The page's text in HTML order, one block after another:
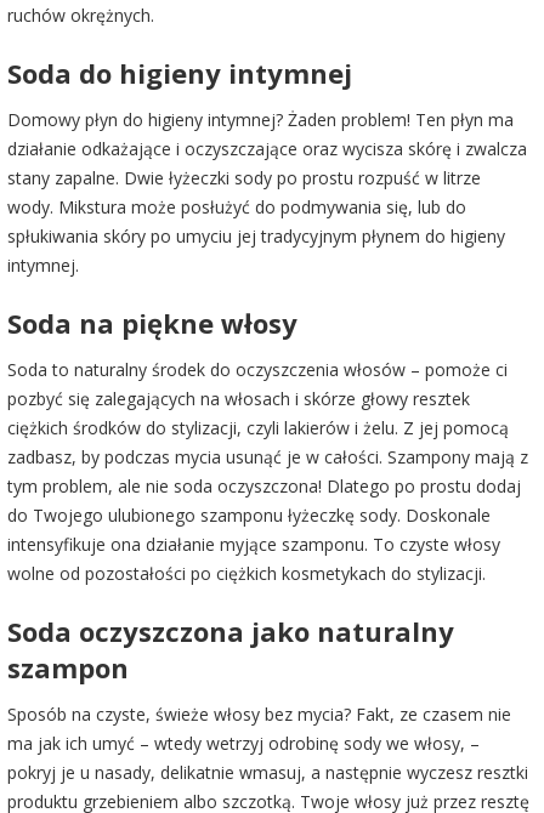
ruchów okrężnych.
Soda do higieny intymnej
Domowy płyn do higieny intymnej? Żaden problem! Ten płyn ma
działanie odkażające i oczyszczające oraz wycisza skórę i zwalcza
stany zapalne. Dwie łyżeczki sody po prostu rozpuść w litrze
wody. Mikstura może posłużyć do podmywania się, lub do
spłukiwania skóry po umyciu jej tradycyjnym płynem do higieny
intymnej.
Soda na piękne włosy
Soda to naturalny środek do oczyszczenia włosów – pomoże ci
pozbyć się zalegających na włosach i skórze głowy resztek
ciężkich środków do stylizacji, czyli lakierów i żelu. Z jej pomocą
zadbasz, by podczas mycia usunąć je w całości. Szampony mają z
tym problem, ale nie soda oczyszczona! Dlatego po prostu dodaj
do Twojego ulubionego szamponu łyżeczkę sody. Doskonale
intensyfikuje ona działanie myjące szamponu. To czyste włosy
wolne od pozostałości po ciężkich kosmetykach do stylizacji.
Soda oczyszczona jako naturalny
szampon
Sposób na czyste, świeże włosy bez mycia? Fakt, ze czasem nie
ma jak ich umyć – wtedy wetrzyj odrobinę sody we włosy, –
pokryj je u nasady, delikatnie wmasuj, a następnie wyczesz resztki
produktu grzebieniem albo szczotką. Twoje włosy już przez resztę